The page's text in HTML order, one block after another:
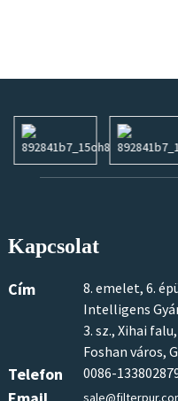
Kapcsolat
Cím
8. emelet, 6.
Intelligens
3. sz., Xihai
Foshan város,
Telefon 0086-